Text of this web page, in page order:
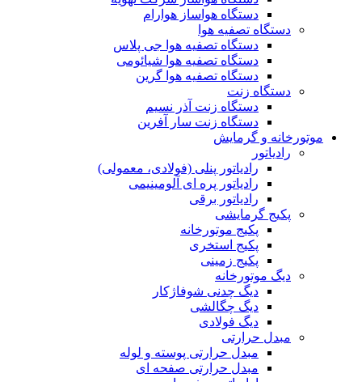
دستگاه هواساز هوارام
دستگاه تصفیه هوا
دستگاه تصفیه هوا جی پلاس
دستگاه تصفیه هوا شیائومی
دستگاه تصفیه هوا گرین
دستگاه زنت
دستگاه زنت آذر نسیم
دستگاه زنت سار آفرین
موتورخانه و گرمایش
رادیاتور
رادیاتور پنلی (فولادی، معمولی)
رادیاتور پره ای آلومینیمی
رادیاتور برقی
پکیج گرمایشی
پکیج موتورخانه
پکیج استخری
پکیج زمینی
دیگ موتورخانه
دیگ چدنی شوفاژکار
دیگ چگالشی
دیگ فولادی
مبدل حرارتی
مبدل حرارتی پوسته و لوله
مبدل حرارتی صفحه ای